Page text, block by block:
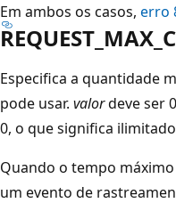
Em ambos os casos, erro
Especifica a quantidade
pode usar. valordeve ser
0, o que significa
Quando o tempo
um evento de